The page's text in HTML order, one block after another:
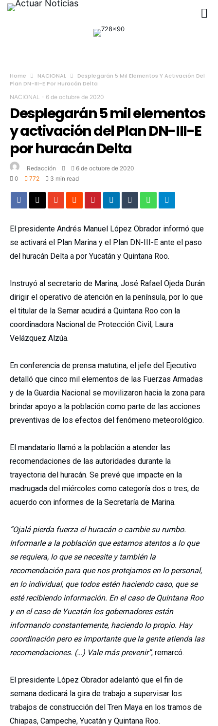
Home NACIONAL
Desplegarán 5 Mil Elementos Y Activación Del
Plan DN-III-E Por Huracán Delta
NACIONAL - 6 de octubre de 2020
Desplegarán 5 mil elementos
y activación del Plan DN-III-E
por huracán Delta
Redacción
6 de octubre de 2020
0
772 3 min read
El presidente Andrés Manuel López Obrador informó que
se activará el Plan Marina y el Plan DN-III-E ante el paso
del huracán Delta a por Yucatán y Quintana Roo.
Instruyó al secretario de Marina, José Rafael Ojeda Durán
dirigir el operativo de atención en la península, por lo que
el titular de la Semar acudirá a Quintana Roo con la
coordinadora Nacional de Protección Civil, Laura
Velázquez Alzúa.
En conferencia de prensa matutina, el jefe del Ejecutivo
detalló que cinco mil elementos de las Fuerzas Armadas
y de la Guardia Nacional se movilizaron hacia la zona para
brindar apoyo a la población como parte de las acciones
preventivas de los efectos del fenómeno meteorológico.
El mandatario llamó a la población a atender las
recomendaciones de las autoridades durante la
trayectoria del huracán. Se prevé que impacte en la
madrugada del miércoles como categoría dos o tres, de
acuerdo con informes de la Secretaría de Marina.
“Ojalá pierda fuerza el huracán o cambie su rumbo.
Informarle a la población que estamos atentos a lo que
se requiera, lo que se necesite y también la
recomendación para que nos protejamos en lo personal,
en lo individual, que todos estén haciendo caso, que se
esté recibiendo información. En el caso de Quintana Roo
y en el caso de Yucatán los gobernadores están
informando constantemente, haciendo lo propio. Hay
coordinación pero es importante que la gente atienda las
recomendaciones. (…) Vale más prevenir”, remarcó.
El presidente López Obrador adelantó que el fin de
semana dedicará la gira de trabajo a supervisar los
trabajos de construcción del Tren Maya en los tramos de
Chiapas, Campeche, Yucatán y Quintana Roo.